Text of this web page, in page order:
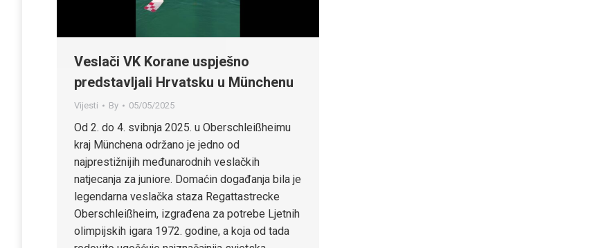
Veslači VK Korane uspješno
predstavljali Hrvatsku u Münchenu
Vijesti By 05/05/2025
Od 2. do 4. svibnja 2025. u Oberschleißheimu
kraj Münchena održano je jedno od
najprestižnijih međunarodnih veslačkih
natjecanja za juniore. Domaćin događanja bila je
legendarna veslačka staza Regattastrecke
Oberschleißheim, izgrađena za potrebe Ljetnih
olimpijskih igara 1972. godine, a koja od tada